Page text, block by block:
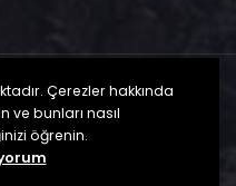
Çerezler hakkında
ve bunları nasıl
öğrenin.